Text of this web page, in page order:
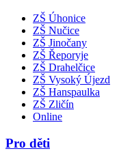
ZŠ Úhonice
ZŠ Nučice
ZŠ Jinočany
ZŠ Řeporyje
ZŠ Drahelčice
ZŠ Vysoký Újezd
ZŠ Hanspaulka
ZŠ Zličín
Online
Pro děti